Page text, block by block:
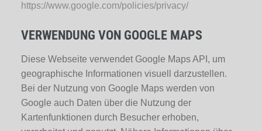
https://www.google.com/policies/privacy/
VERWENDUNG VON GOOGLE MAPS
Diese Webseite verwendet Google Maps API, um
geographische Informationen visuell darzustellen.
Bei der Nutzung von Google Maps werden von
Google auch Daten über die Nutzung der
Kartenfunktionen durch Besucher erhoben,